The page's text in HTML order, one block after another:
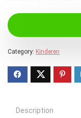
Category: Kinderen
Description